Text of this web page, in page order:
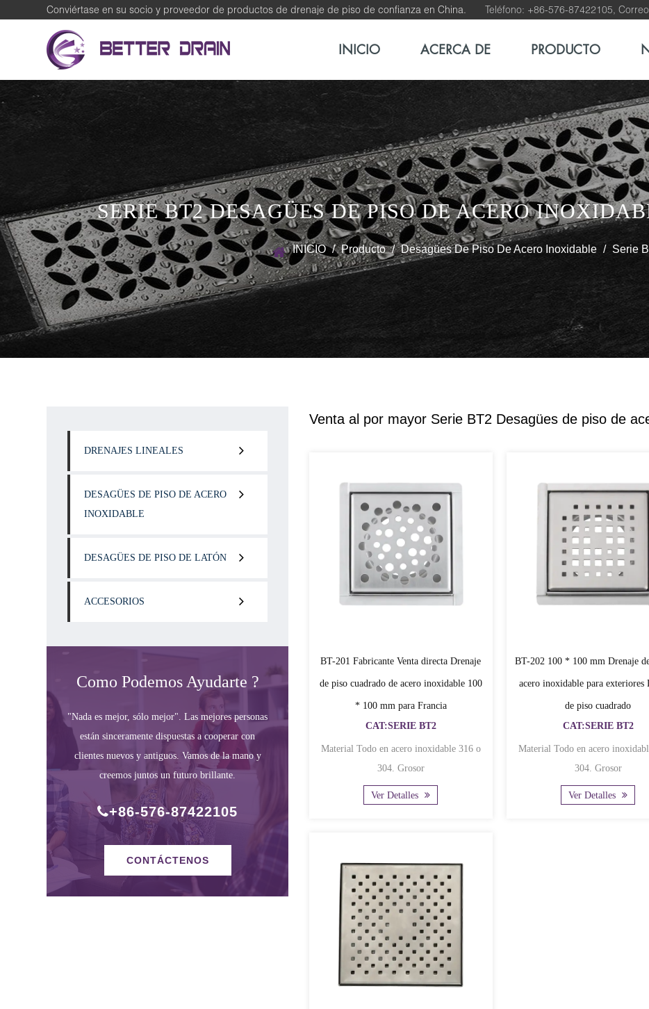
Conviértase en su socio y proveedor de productos de drenaje de piso de confianza en China. Teléfono: +86-576-87422105,
INICIO ACERCA DE PRODUCTO
SERIE BT2 DESAGÜES DE PISO DE ACERO
INICIO / Producto / Desagües De Piso De Acero Inoxidable / Serie
DRENAJES LINEALES
DESAGÜES DE PISO DE ACERO
INOXIDABLE
DESAGÜES DE PISO DE LATÓN
ACCESORIOS
Como Podemos Ayudarte ?
"Nada es mejor, sólo mejor". Las mejores personas
están sinceramente dispuestas a cooperar con
clientes nuevos y antiguos. Vamos de la mano y
creemos juntos un futuro brillante.
+86-576-87422105
CONTÁCTENOS
Venta al por mayor Serie BT2 Desagües de piso de
BT-201 Fabricante Venta directa Drenaje
de piso cuadrado de acero inoxidable 100
* 100 mm para Francia
CAT:SERIE BT2
Material Todo en acero inoxidable 316 o
304. Grosor
Ver Detalles
BT-202 100 * 100 mm Drenaje
acero inoxidable para exteriores
de piso cuadrado
CAT:SERIE BT2
Material Todo en acero inoxidable 316 o
304. Grosor
Ver Detalles